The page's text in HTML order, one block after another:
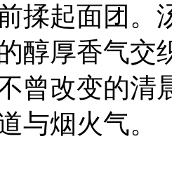
揉起面团。
醇厚香气交
曾改变的清
与烟火气。